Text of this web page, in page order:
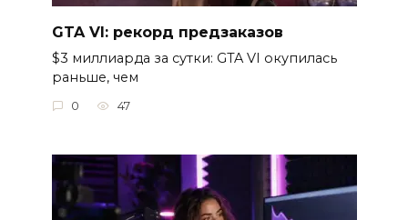
GTA VI: рекорд предзаказов
$3 миллиарда за сутки: GTA VI окупилась
раньше, чем
0 47